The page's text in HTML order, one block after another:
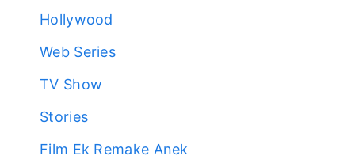
Hollywood
Web Series
TV Show
Stories
Film Ek Remake Anek